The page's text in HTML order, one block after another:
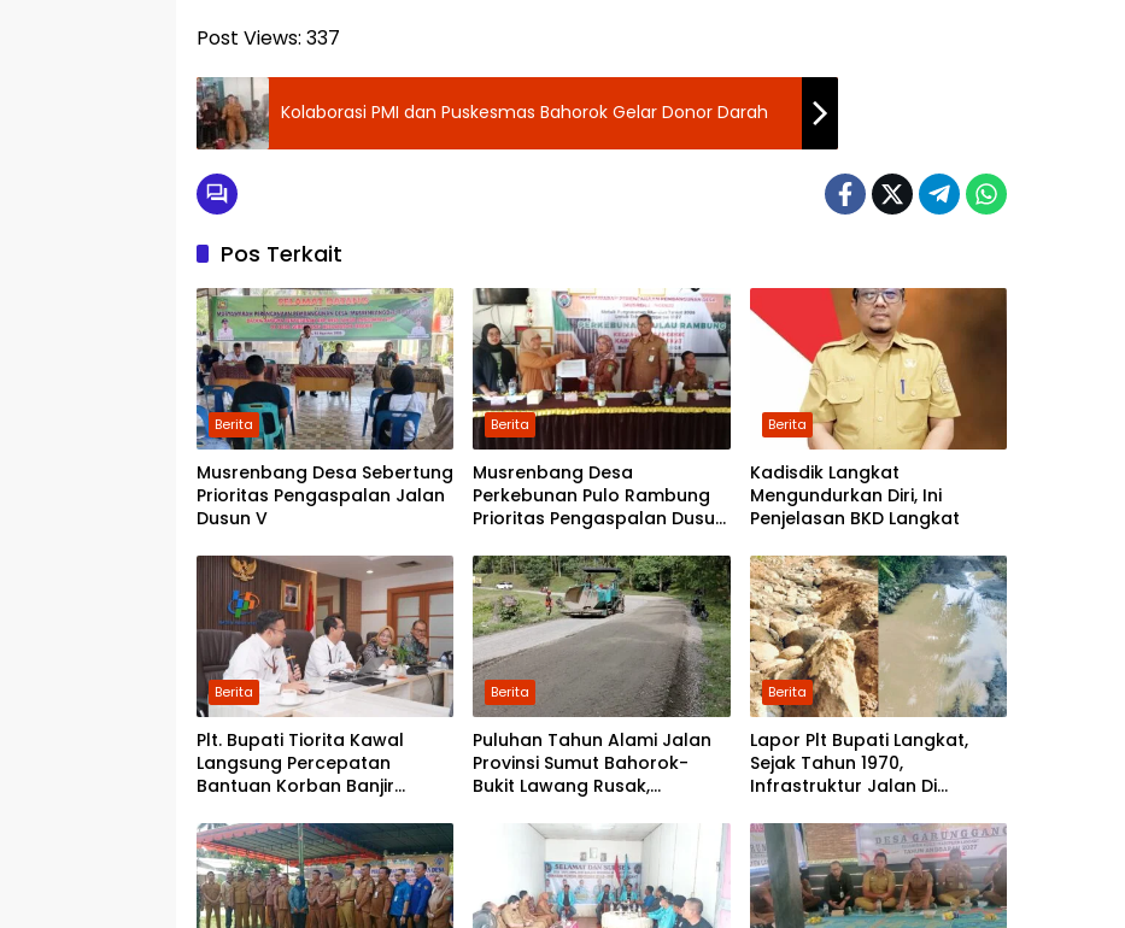
Post Views: 337
Kolaborasi PMI dan Puskesmas Bahorok Gelar Donor Darah
Pos Terkait
Berita
Musrenbang Desa Sebertung
Prioritas Pengaspalan Jalan
Dusun V
Berita
Musrenbang Desa
Perkebunan Pulo Rambung
Prioritas Pengaspalan Dusun
Pondok Boyan
Berita
Kadisdik Langkat
Mengundurkan Diri, Ini
Penjelasan BKD Langkat
Berita
Plt. Bupati Tiorita Kawal
Langsung Percepatan
Bantuan Korban Banjir
Berita
Puluhan Tahun Alami Jalan
Provinsi Sumut Bahorok-
Bukit Lawang Rusak,
Perbaikan
Berita
Lapor Plt Bupati Langkat,
Sejak Tahun 1970,
Infrastruktur Jalan Di
Diperhatikan Pemerintah
Kabupaten Langkat